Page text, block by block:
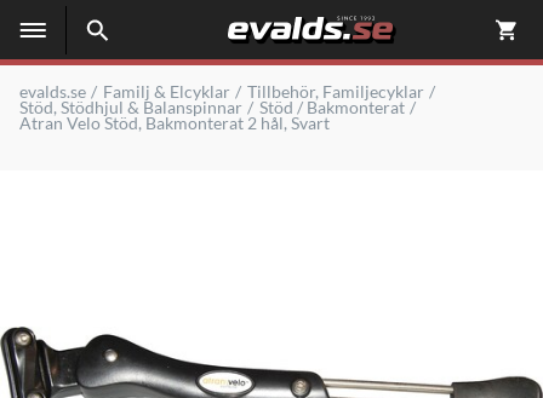
evalds.se Familj & Elcyklar
Tillbehör, Familjecyklar
Stöd, Stödhjul & Balanspinnar
Stöd / Bakmonterat
Atran Velo Stöd, Bakmonterat 2 hål, Svart